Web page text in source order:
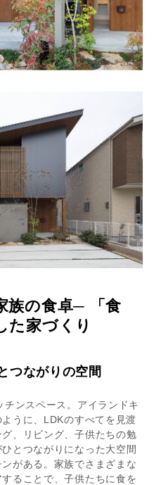
族の食卓─ 「食
た家づくり
つながりの空間
ンスペース。アイランドキ
うに、LDKのすべてを見渡
、リビング、子供たちの勉
とつながりになった大空間
がある。家族でさまざまな
ることで、子供たちに食を